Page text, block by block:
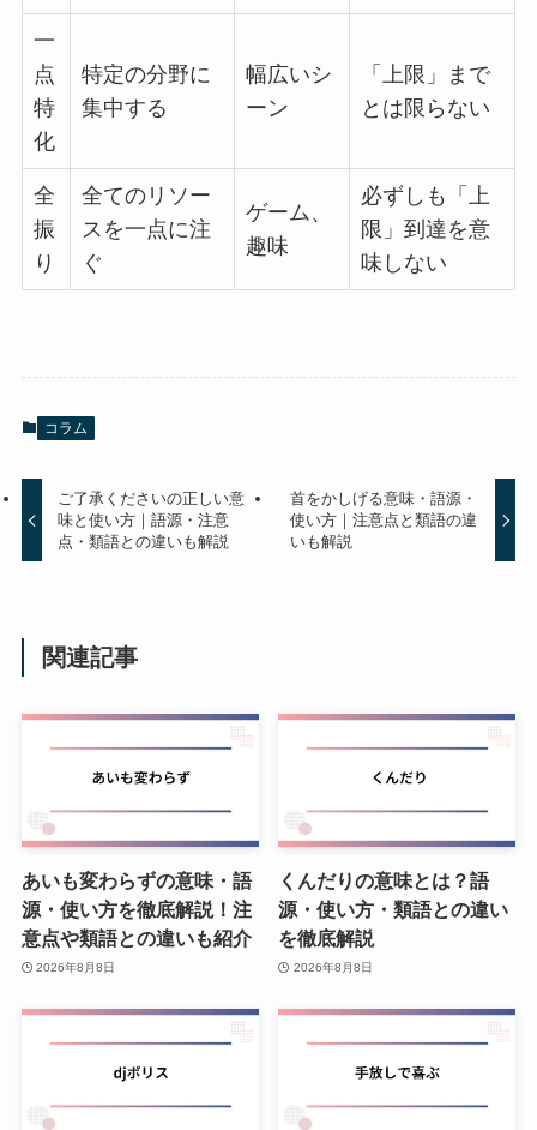
一
点
特
化
特定の分野に
集中する
幅広いシ
ーン
「上限」まで
とは限らない
全
振
り
全てのリソー
スを一点に注
ぐ
ゲーム、
趣味
必ずしも「上
限」到達を意
味しない
コラム
ご了承くださいの正しい意
味と使い方｜語源・注意
点・類語との違いも解説
首をかしげる意味・語源・
使い方｜注意点と類語の違
いも解説
関連記事
あいも変わらずの意味・語
源・使い方を徹底解説！注
意点や類語との違いも紹介
2026年8月8日
くんだりの意味とは？語
源・使い方・類語との違い
を徹底解説
2026年8月8日